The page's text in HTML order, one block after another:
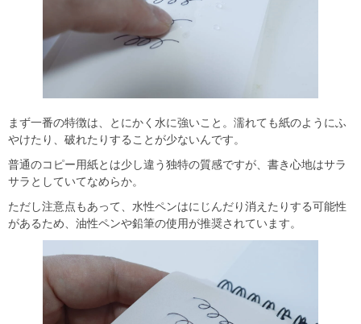
まず一番の特徴は、とにかく水に強いこと。濡れても紙のようにふ
やけたり、破れたりすることが少ないんです。
普通のコピー用紙とは少し違う独特の質感ですが、書き心地はサラ
サラとしていてなめらか。
ただし注意点もあって、水性ペンはにじんだり消えたりする可能性
があるため、油性ペンや鉛筆の使用が推奨されています。